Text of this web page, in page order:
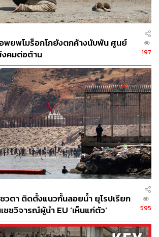
อพยพโมร็อกโกยังตกค้างนับพัน ศูนย์
คมต่อต้าน
197
วตา ติดตั้งแนวกั้นลอยน้ำ ยุโรปเรียก
ชซวิจารณ์ผู้นำ EU ‘เห็นแก่ตัว’
595